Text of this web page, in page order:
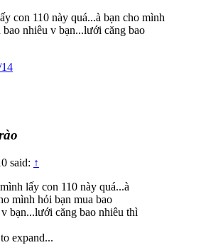
con 110 này quá...à bạn cho mình
bao nhiêu v bạn...lưới căng bao
said: ↑
lấy con 110 này quá...à
mình hỏi bạn mua bao
bạn...lưới căng bao nhiêu thì
expand...